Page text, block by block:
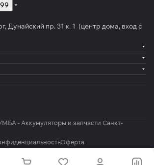
Дунайский пр. 31 к. 1 (центр дома, вход с
- Аккумуляторы и запчасти Санкт-
Оферта